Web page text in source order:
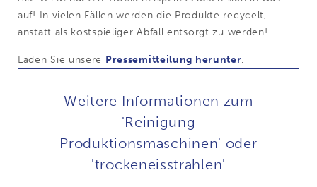
auf! In vielen Fällen werden die Produkte recycelt,
anstatt als kostspieliger Abfall entsorgt zu werden!
Laden Sie unsere Pressemitteilung herunter.
Weitere Informationen zum
'Reinigung
Produktionsmaschinen' oder
'trockeneisstrahlen'